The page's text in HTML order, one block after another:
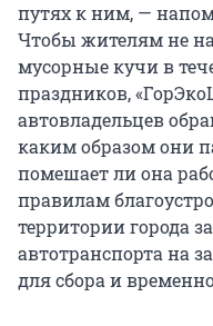
путях к ним, —
Чтобы жителям не
мусорные кучи в
праздников,
автовладельцев
каким образом они
помешает ли она
правилам
территории города
автотранспорта на
для сбора и